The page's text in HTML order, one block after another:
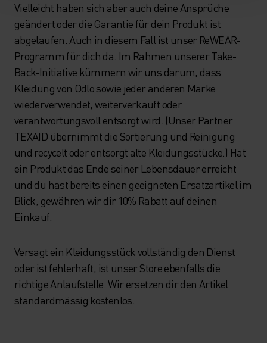
Vielleicht haben sich aber auch deine Ansprüche
geändert oder die Garantie für dein Produkt ist
abgelaufen. Auch in diesem Fall ist unser ReWEAR-
Programm für dich da. Im Rahmen unserer Take-
Back-Initiative kümmern wir uns darum, dass
Kleidung von Odlo sowie jeder anderen Marke
wiederverwendet, weiterverkauft oder
verantwortungsvoll entsorgt wird. (Unser Partner
TEXAID übernimmt die Sortierung und Reinigung
und recycelt oder entsorgt alte Kleidungsstücke.) Hat
ein Produkt das Ende seiner Lebensdauer erreicht
und du hast bereits einen geeigneten Ersatzartikel im
Blick, gewähren wir dir 10% Rabatt auf deinen
Einkauf.
Versagt ein Kleidungsstück vollständig den Dienst
oder ist fehlerhaft, ist unser Store ebenfalls die
richtige Anlaufstelle. Wir ersetzen dir den Artikel
standardmässig kostenlos.